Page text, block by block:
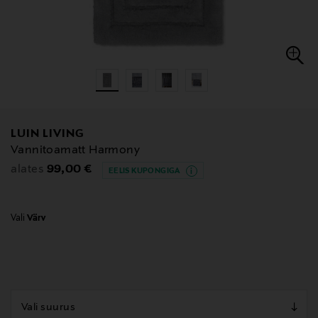
LUIN LIVING
Vannitoamatt Harmony
alates Original Price
99,00 € EELIS KUPONGIGA
Vali Värv